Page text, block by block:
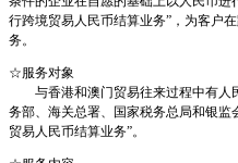
行跨境贸易人民币结算业务”，为客户
务。
☆服务对象
与香港和澳门贸易往来过程中有人
务部、海关总署、国家税务总局和银
贸易人民币结算业务”。